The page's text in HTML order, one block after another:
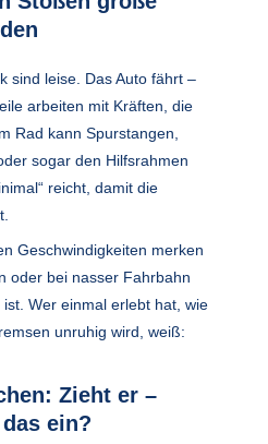
sind leise. Das Auto fährt –
arbeiten mit Kräften, die
Rad kann Spurstangen,
sogar den Hilfsrahmen
reicht, damit die
Geschwindigkeiten merken
oder bei nasser Fahrbahn
Wer einmal erlebt hat, wie
unruhig wird, weiß:
Zieht er –
ein?